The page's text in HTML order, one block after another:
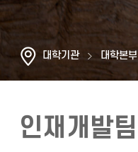
대학기관 대학본부
인재개발팀